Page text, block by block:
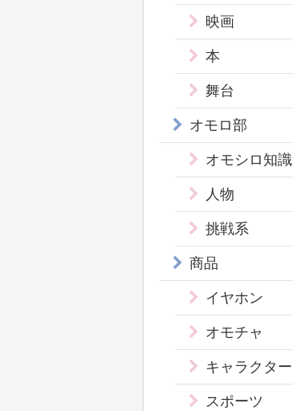
映画
本
舞台
オモロ部
オモシロ知識
人物
挑戦系
商品
イヤホン
オモチャ
キャラクター
スポーツ